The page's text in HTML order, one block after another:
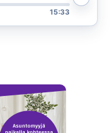
15:33